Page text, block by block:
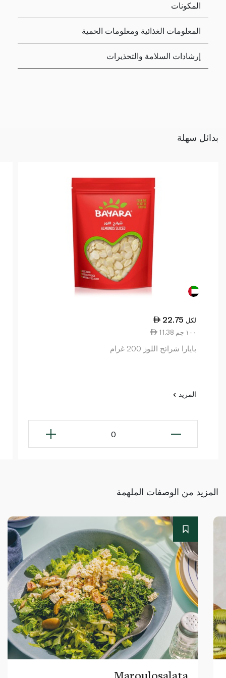
المكونات
المعلومات الغذائية ومعلومات الحمية
إرشادات السلامة والتحذيرات
بدائل سهلة
22.75 لكل
11.38 ١٠٠ جم
بايارا شرائح اللوز 200 غرام
المزيد
0
المزيد من الوصفات الملهمة